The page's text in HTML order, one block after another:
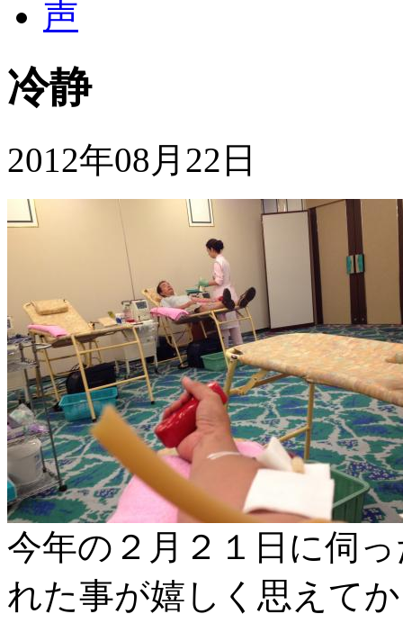
冷静
2012年08月22日
今年の２月２１日に伺
れた事が嬉しく思えて